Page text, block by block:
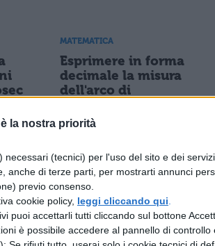
la nostra priorità
necessari (tecnici) per l'uso del sito e dei
anche di terze parti, per mostrarti annunci
previo consenso.
cookie policy, leggi cliccando qui
puoi accettarli tutti cliccando sul bottone
è possibile accedere al pannello di controllo
MATEMATICA
Esprimere in forma
decimale la misura
dell'arco di
MATEMATICA
Calcolare l'area del
seguente triangolo con
seguenti dati